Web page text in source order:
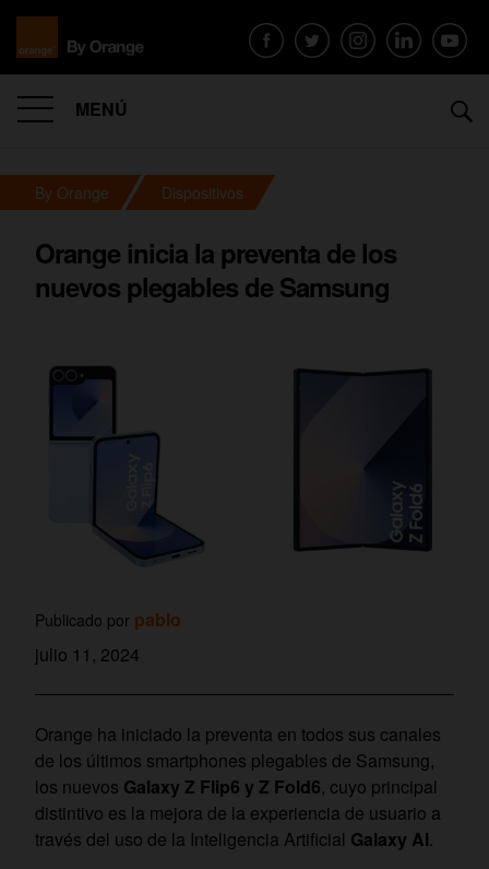
MENÚ
By Orange Dispositivos
Orange inicia la preventa de los
nuevos plegables de Samsung
Publicado por pablo
julio 11, 2024
Orange ha iniciado la preventa en todos sus canales
de los últimos smartphones plegables de Samsung,
los nuevos Galaxy Z Flip6 y Z Fold6, cuyo principal
distintivo es la mejora de la experiencia de usuario a
través del uso de la Inteligencia Artificial Galaxy AI.